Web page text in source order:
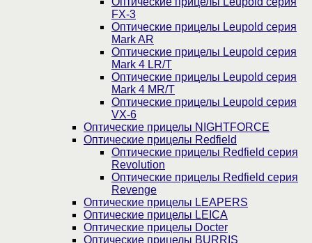
FX-3
Оптические прицелы Leupold серия
Mark AR
Оптические прицелы Leupold серия
Mark 4 LR/T
Оптические прицелы Leupold серия
Mark 4 MR/T
Оптические прицелы Leupold серия
VX-6
Оптические прицелы NIGHTFORCE
Оптические прицелы Redfield
Оптические прицелы Redfield серия
Revolution
Оптические прицелы Redfield серия
Revenge
Оптические прицелы LEAPERS
Оптические прицелы LEICA
Оптические прицелы Docter
Оптические прицелы BURRIS